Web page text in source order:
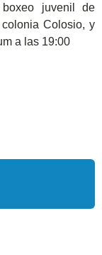
juvenil de
Colosio, y
a las 19:00